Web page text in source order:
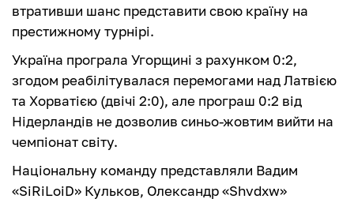
втративши шанс представити свою країну на
престижному турнірі.
Україна програла Угорщині з рахунком 0:2,
згодом реабілітувалася перемогами над Латвією
та Хорватією (двічі 2:0), але програш 0:2 від
Нідерландів не дозволив синьо-жовтим вийти на
чемпіонат світу.
Національну команду представляли Вадим
«SiRiLoiD» Кульков, Олександр «Shvdxw»